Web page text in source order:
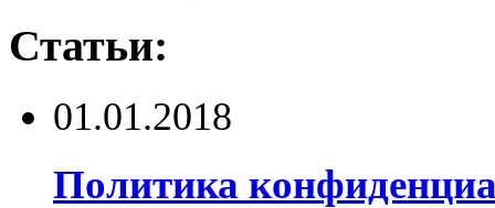
Статьи:
01.01.2018
Политика